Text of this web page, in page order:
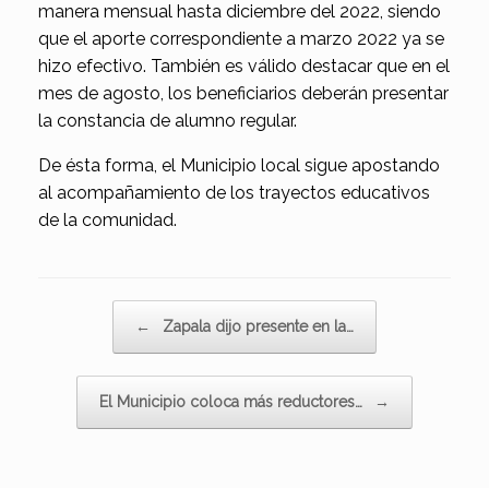
manera mensual hasta diciembre del 2022, siendo
que el aporte correspondiente a marzo 2022 ya se
hizo efectivo. También es válido destacar que en el
mes de agosto, los beneficiarios deberán presentar
la constancia de alumno regular.
De ésta forma, el Municipio local sigue apostando
al acompañamiento de los trayectos educativos
de la comunidad.
← Zapala dijo presente en la…
El Municipio coloca más reductores… →